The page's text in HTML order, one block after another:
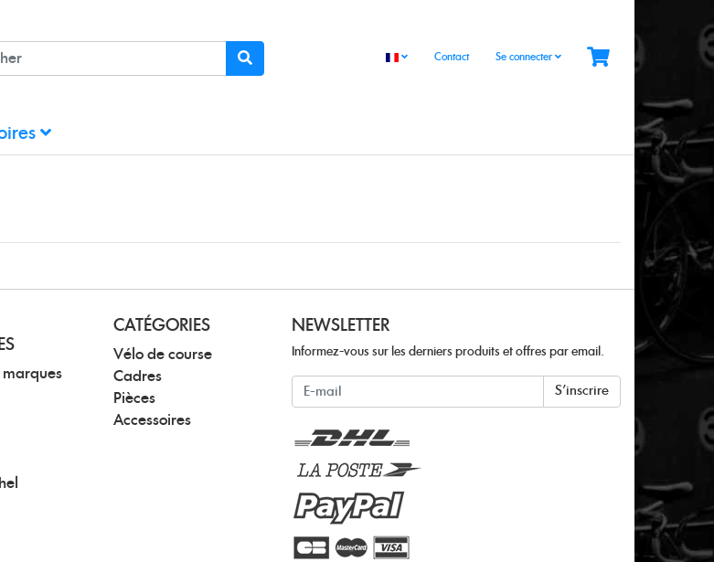
Contact Se connecter
marques
CATÉGORIES
Vélo de course
Cadres
Pièces
Accessoires
NEWSLETTER
Informez-vous sur les derniers produits et offres par email.
Newsletter S'inscrire